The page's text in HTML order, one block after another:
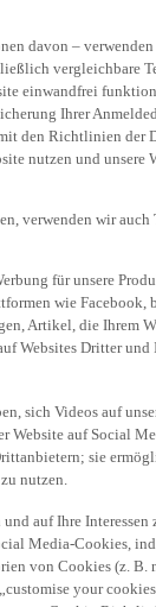
davon –
vergleichbare
einwandfrei
Ihrer
den Richtlinien der
nutzen und
verwenden wir
für unsere
wie Facebook,
Artikel, die Ihrem
Websites Dritter und
sich Videos auf
auf Social
sie
nutzen.
auf Ihre
Media-Cookies,
von Cookies (z.
your